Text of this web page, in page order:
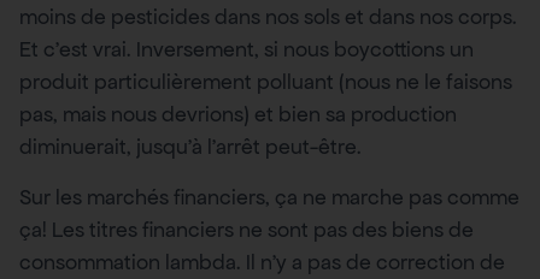
moins de pesticides dans nos sols et dans nos corps.
Et c’est vrai. Inversement, si nous boycottions un
produit particulièrement polluant (nous ne le faisons
pas, mais nous devrions) et bien sa production
diminuerait, jusqu’à l’arrêt peut-être.
Sur les marchés financiers, ça ne marche pas comme
ça! Les titres financiers ne sont pas des biens de
consommation lambda. Il n’y a pas de correction de